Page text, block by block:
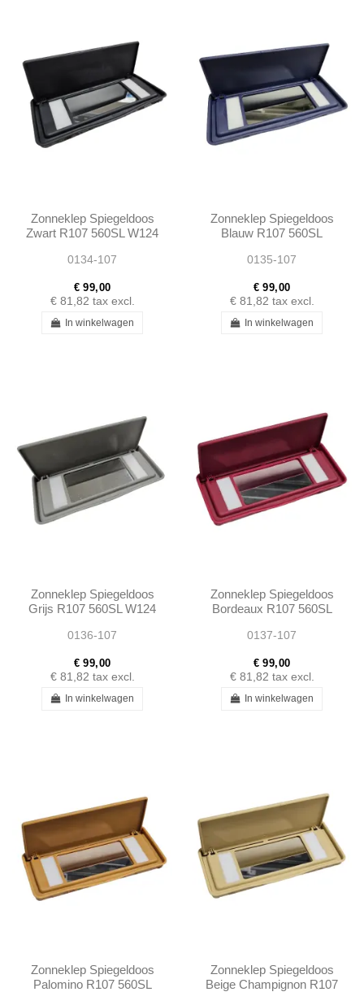
Zonneklep Spiegeldoos
Zwart R107 560SL W124
560SEC
0134-107
€ 99,00
€ 81,82 tax excl.
In winkelwagen
Zonneklep Spiegeldoos
Blauw R107 560SL
560SE 560SEC
0135-107
€ 99,00
€ 81,82 tax excl.
In winkelwagen
Zonneklep Spiegeldoos
Grijs R107 560SL W124
560SEC
0136-107
€ 99,00
€ 81,82 tax excl.
In winkelwagen
Zonneklep Spiegeldoos
Bordeaux R107 560SL
560SE 560SEC
0137-107
€ 99,00
€ 81,82 tax excl.
In winkelwagen
Zonneklep Spiegeldoos
Palomino R107 560SL
Zonneklep Spiegeldoos
Beige Champignon R107